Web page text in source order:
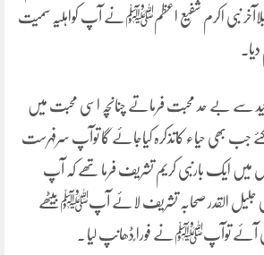
بلاآخر نبی اکرم شفیع اعظمﷺنے آپ کواہلیہ سمیت
سے بے حد محبت فرماتے چنانچہ اسی محبت میں
جب بھی حیاء کاتذکرہ کیاجائے گا توآپ سرفہرست
میں ایک بارنبی کریم تشریف فرما تھے کہ آپ
جلیل القدر صحابہ تشریف لائے آپﷺبیٹھے
آئے توآپﷺنے فورا ًڈھانپ لیا .